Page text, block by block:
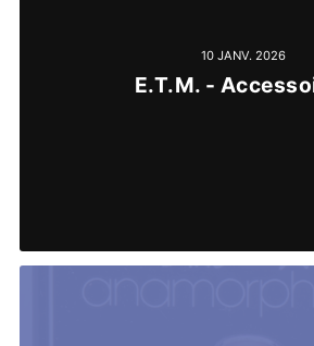
10 JANV. 2026
E.T.M. -